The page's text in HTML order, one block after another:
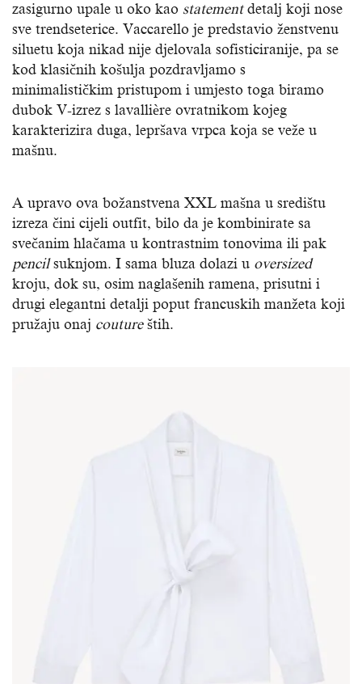
zasigurno upale u oko kao statementdetalj koji nose
sve trendseterice. Vaccarello je predstavio ženstvenu
siluetu koja nikad nije djelovala sofisticiranije, pa se
kod klasičnih košulja pozdravljamo s
minimalističkim pristupom i umjesto toga biramo
dubok V-izrez s lavallière ovratnikom kojeg
karakterizira duga, lepršava vrpca koja se veže u
mašnu.
A upravo ova božanstvena XXL mašna u središtu
izreza čini cijeli outfit, bilo da je kombinirate sa
svečanim hlačama u kontrastnim tonovima ili pak
pencilsuknjom. I sama bluza dolazi u oversized
kroju, dok su, osim naglašenih ramena, prisutni i
drugi elegantni detalji poput francuskih manžeta koji
pružaju onaj coutureštih.